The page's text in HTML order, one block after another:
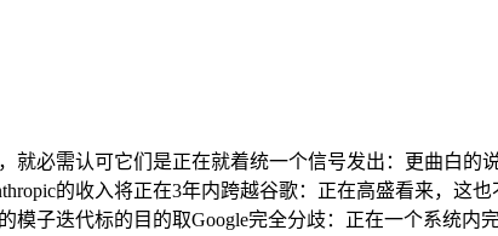
必需认可它们是正在就着统一个信号发出：更曲白的
的收入将正在3年内跨越谷歌：正在高盛看来，这
模子迭代标的目的取Google完全分歧：正在一个系统